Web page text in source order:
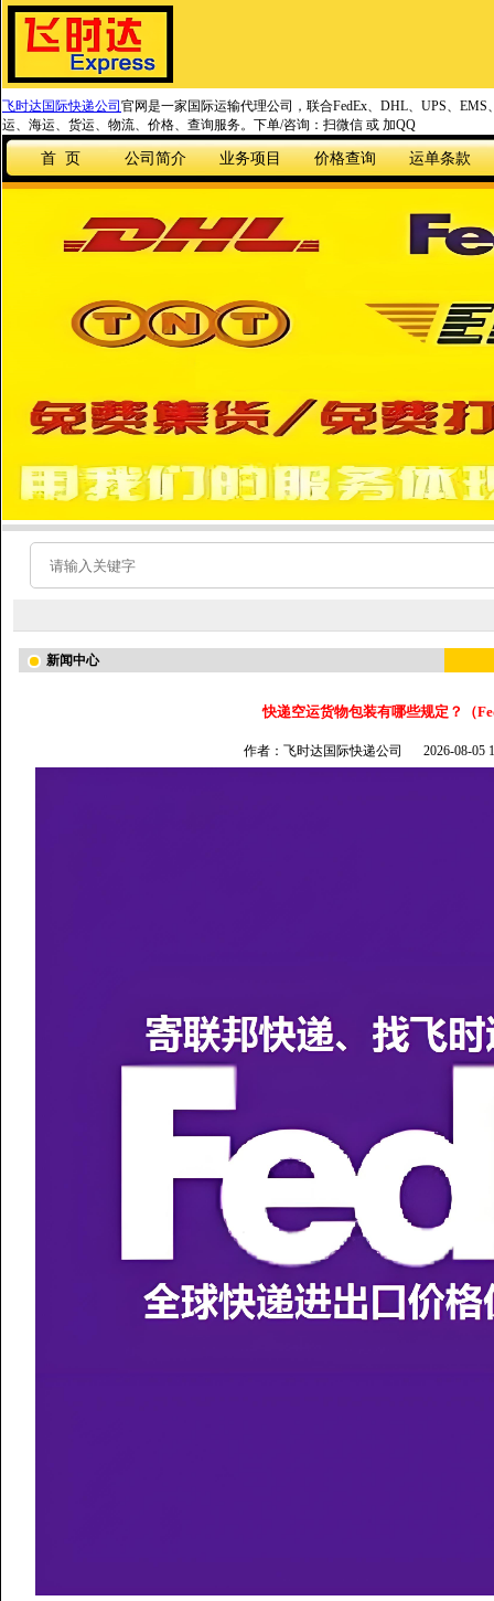
飞时达国际快递公司 官网是一家国际运输代理公司，联合FedEx、DHL、UPS、
运、海运、货运、物流、价格、查询服务。下单/咨询：扫微信 或 加QQ
首 页 公司简介 业务项目 价格查询 运单条款
新闻中心
快递空运货物包装有哪些规定？（
作者：飞时达国际快递公司 2026-08-05